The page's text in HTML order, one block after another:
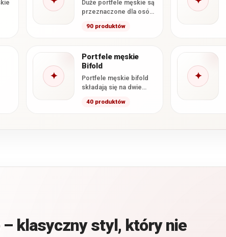
Duże portfele męskie są
przeznaczone dla osób,
przechowywać karty,
90 produktów
✦
Portfele męskie
Bifold
Portfele męskie bifold
składają się na dwie
najczęściej zamykane
40 produktów
✦
klasyczny styl, który nie